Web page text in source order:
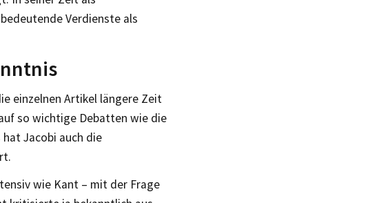
Verdienste als
einzelnen Artikel längere Zeit
so wichtige Debatten wie die
Jacobi auch die
wie Kant – mit der Frage